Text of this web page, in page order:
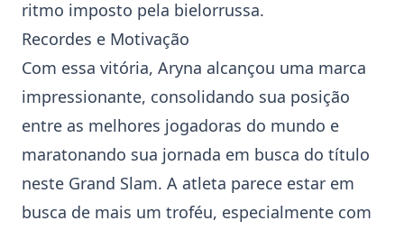
ritmo imposto pela bielorrussa.
Recordes e Motivação
Com essa vitória, Aryna alcançou uma marca
impressionante, consolidando sua posição
entre as melhores jogadoras do mundo e
maratonando sua jornada em busca do título
neste Grand Slam. A atleta parece estar em
busca de mais um troféu, especialmente com